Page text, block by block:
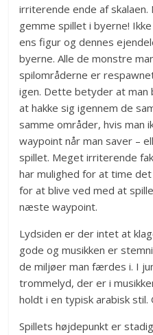
irriterende ende af skalaen.
gemme spillet i byerne!
ens figur og dennes
byerne. Alle de monstre
spilområderne er
igen. Dette betyder at man
at hakke sig igennem de
samme områder, hvis man
waypoint når man saver –
spillet. Meget irriterende
har mulighed for at time
for at blive ved med at
næste waypoint.
Lydsiden er der intet at
gode og musikken er
de miljøer man færdes i. I
trommelyd, der er i
holdt i en typisk arabisk stil.
Spillets højdepunkt er